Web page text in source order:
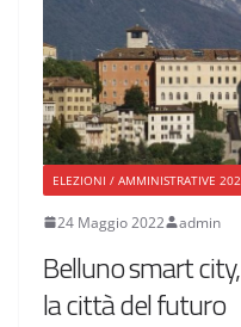
ELEZIONI / AMMINISTRATIVE
24 Maggio 2022 admin
Belluno smart
la città del futuro